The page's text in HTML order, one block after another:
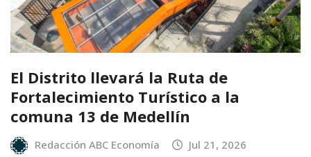
El Distrito llevará la Ruta de
Fortalecimiento Turístico a la
comuna 13 de Medellín
Redacción ABC Economía Jul 21, 2026